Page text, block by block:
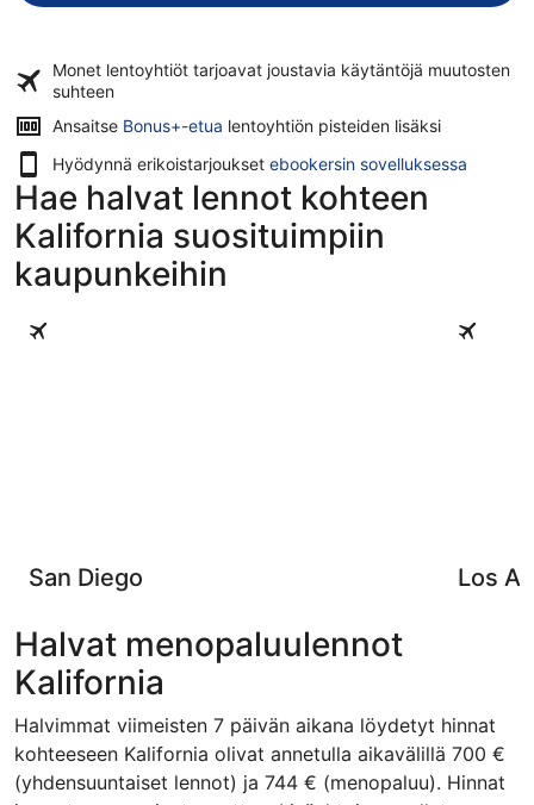
Monet lentoyhtiöt tarjoavat joustavia käytäntöjä muutosten
suhteen
Ansaitse Bonus+-etua lentoyhtiön pisteiden lisäksi
Hyödynnä erikoistarjoukset ebookersin sovelluksessa
Hae halvat lennot kohteen
Kalifornia suosituimpiin
kaupunkeihin
San Diego
San Diego
Los
Los
Halvat menopaluulennot
Kalifornia
Halvimmat viimeisten 7 päivän aikana löydetyt hinnat
kohteeseen Kalifornia olivat annetulla aikavälillä 700 €
(yhdensuuntaiset lennot) ja 744 € (menopaluu). Hinnat